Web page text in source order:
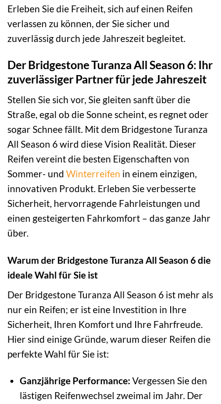
Erleben Sie die Freiheit, sich auf einen Reifen
verlassen zu können, der Sie sicher und
zuverlässig durch jede Jahreszeit begleitet.
Der Bridgestone Turanza All Season 6: Ihr
zuverlässiger Partner für jede Jahreszeit
Stellen Sie sich vor, Sie gleiten sanft über die
Straße, egal ob die Sonne scheint, es regnet oder
sogar Schnee fällt. Mit dem Bridgestone Turanza
All Season 6 wird diese Vision Realität. Dieser
Reifen vereint die besten Eigenschaften von
Sommer- und Winterreifen in einem einzigen,
innovativen Produkt. Erleben Sie verbesserte
Sicherheit, hervorragende Fahrleistungen und
einen gesteigerten Fahrkomfort – das ganze Jahr
über.
Warum der Bridgestone Turanza All Season 6 die
ideale Wahl für Sie ist
Der Bridgestone Turanza All Season 6 ist mehr als
nur ein Reifen; er ist eine Investition in Ihre
Sicherheit, Ihren Komfort und Ihre Fahrfreude.
Hier sind einige Gründe, warum dieser Reifen die
perfekte Wahl für Sie ist:
Ganzjährige Performance: Vergessen Sie den
lästigen Reifenwechsel zweimal im Jahr. Der